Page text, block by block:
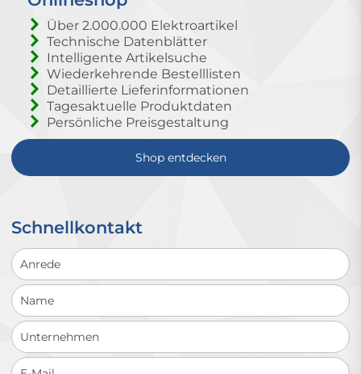
Über 2.000.000 Elektroartikel
Technische Datenblätter
Intelligente Artikelsuche
Wiederkehrende Bestelllisten
Detaillierte Lieferinformationen
Tagesaktuelle Produktdaten
Persönliche Preisgestaltung
Shop entdecken
Schnellkontakt
Schnellkontakt